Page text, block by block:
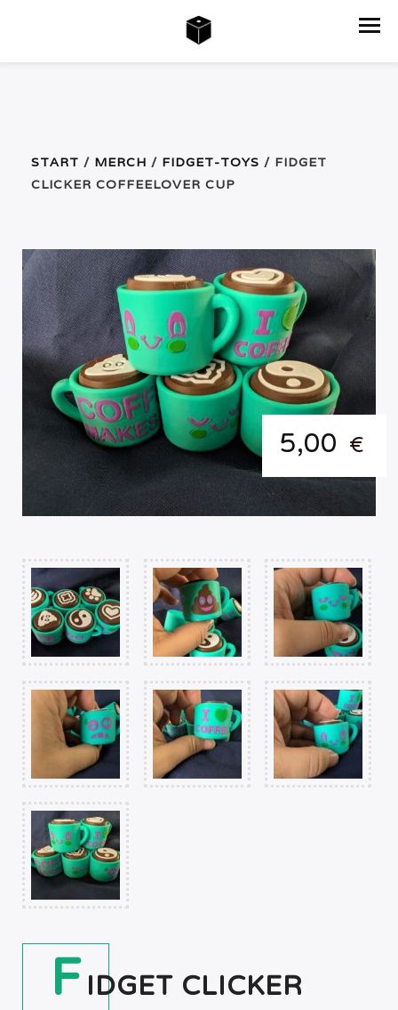
START / MERCH / FIDGET-TOYS / FIDGET
CLICKER COFFEELOVER CUP
5,00 €
F IDGET CLICKER